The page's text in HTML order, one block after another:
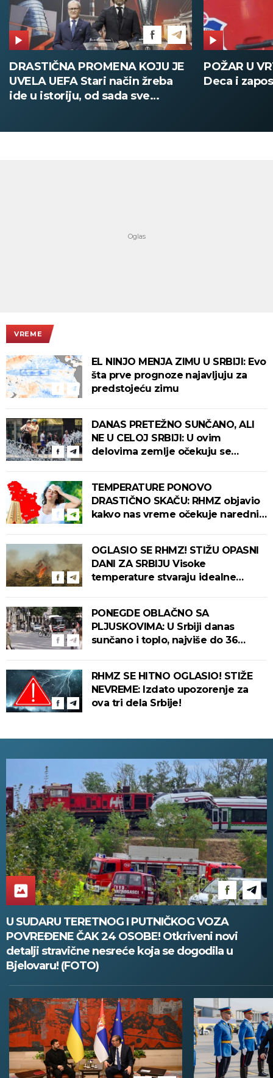
DRASTIČNA PROMENA KOJU JE
UVELA UEFA Stari način žreba
ide u istoriju, od sada sve
POŽAR U
Deca i
VREME
EL NINJO MENJA ZIMU U SRBIJI: Evo
šta prve prognoze najavljuju za
predstojeću zimu
DANAS PRETEŽNO SUNČANO, ALI
NE U CELOJ SRBIJI: U ovim
delovima zemlje očekuju se
TEMPERATURE PONOVO
DRASTIČNO SKAČU: RHMZ objavio
kakvo nas vreme očekuje narednih
OGLASIO SE RHMZ! STIŽU OPASNI
DANI ZA SRBIJU Visoke
temperature stvaraju idealne
PONEGDE OBLAČNO SA
PLJUSKOVIMA: U Srbiji danas
sunčano i toplo, najviše do 36
RHMZ SE HITNO OGLASIO! STIŽE
NEVREME: Izdato upozorenje za
ova tri dela Srbije!
U SUDARU TERETNOG I PUTNIČKOG VOZA
POVREĐENE ČAK 24 OSOBE! Otkriveni novi
detalji stravične nesreće koja se dogodila u
Bjelovaru! (FOTO)